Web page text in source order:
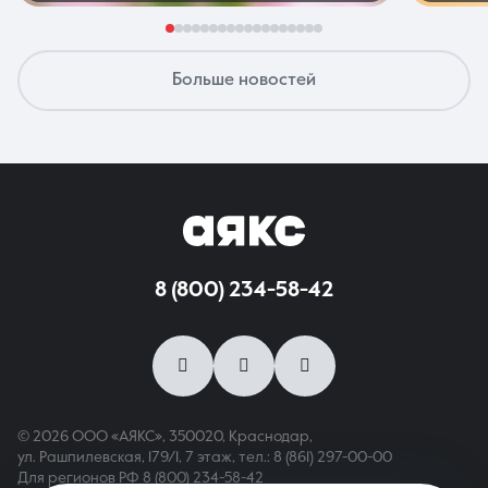
Больше новостей
8 (800) 234-58-42
© 2026 ООО «АЯКС», 350020, Краснодар,
ул. Рашпилевская, 179/1, 7 этаж, тел.: 8 (861) 297-00-00
Для регионов РФ 8 (800) 234-58-42